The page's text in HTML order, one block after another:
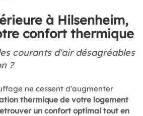
à Hilsenheim,
confort thermique
courants d'air désagréables
?
ne cessent d'augmenter
thermique de votre logement
un confort optimal tout en